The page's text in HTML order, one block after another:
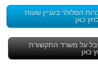
הסלולר בעניין שעות
כאן
על משרד התקשורת
כאן